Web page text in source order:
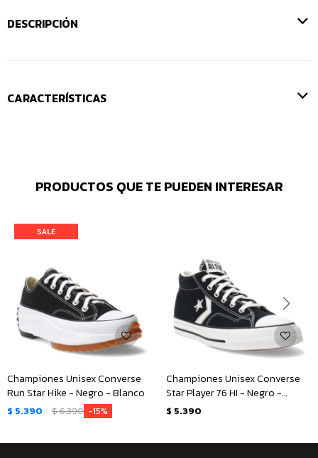
DESCRIPCIÓN
CARACTERÍSTICAS
PRODUCTOS QUE TE PUEDEN INTERESAR
Championes Unisex Converse
Run Star Hike - Negro - Blanco
$ 5.390 $6.390 15
Championes Unisex Converse
Star Player 76 HI - Negro -
Blanco
$ 5.390